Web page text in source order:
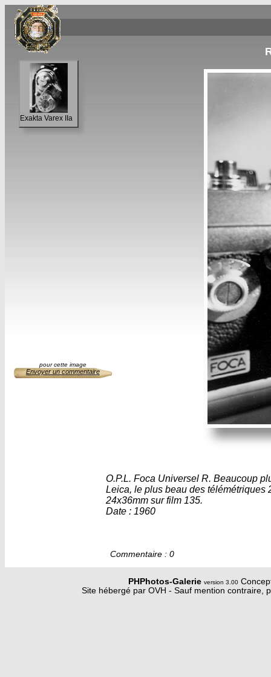
Exakta Varex IIa
pour cette image
Envoyer un commentaire
O.P.L. Foca Universel R. Beaucoup
Leica, le plus beau des télémétriques
24x36mm sur film 135.
Date : 1960
Commentaire : 0
PHPhotos-Galerie version 3.00
Site hébergé par OVH - Sauf mention contraire,